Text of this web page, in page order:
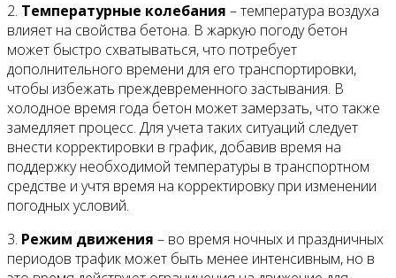
2. Температурные колебания – температура воздуха
влияет на свойства бетона. В жаркую погоду бетон
может быстро схватываться, что потребует
дополнительного времени для его транспортировки,
чтобы избежать преждевременного застывания. В
холодное время года бетон может замерзать, что также
замедляет процесс. Для учета таких ситуаций следует
внести корректировки в график, добавив время на
поддержку необходимой температуры в транспортном
средстве и учтя время на корректировку при изменении
погодных условий.
3. Режим движения – во время ночных и праздничных
периодов трафик может быть менее интенсивным, но в